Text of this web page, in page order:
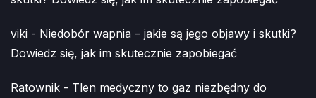
viki - Niedobór wapnia – jakie są jego objawy i skutki?
Dowiedz się, jak im skutecznie zapobiegać
Ratownik - Tlen medyczny to gaz niezbędny do